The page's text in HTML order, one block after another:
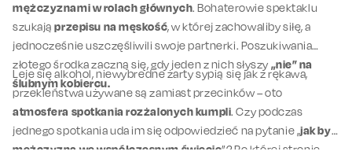
mężczyznami w rolach głównych. Bohaterowie spektaklu
szukająprzepisu na męskość, w której zachowaliby siłę, a
jednocześnie uszczęśliwili swoje partnerki. Poszukiwania
złotego środka zaczną się, gdy jeden z nich słyszy „nie” na
ślubnym kobiercu.
Leje się alkohol, niewybredne żarty sypią się jak z rękawa,
przekleństwa używane są zamiast przecinków – oto
atmosfera spotkania rozżalonych kumpli. Czy podczas
jednego spotkania uda im się odpowiedzieć na pytanie „jak być
mężczyzną we współczesnym świecie”? Po której stronie